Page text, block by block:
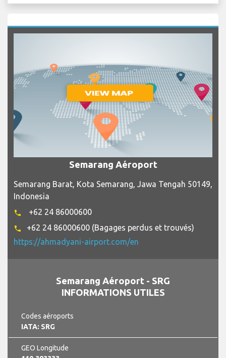
Semarang Aéroport
Semarang Barat, Kota Semarang, Jawa Tengah 50149,
Indonesia
phone +62 24 86000600
phone
+62 24 86000600 (Bagages perdus et trouvés)
https://ahmadyani-airport.com/en
Semarang Aéroport - SRG
INFORMATIONS UTILES
Codes aéroports
IATA: SRG
GEO Longitude